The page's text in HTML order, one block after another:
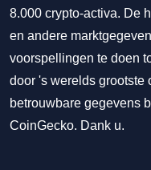
8.000 crypto-activa. De
en andere
voorspellingen te doen
door 's werelds grootste
betrouwbare gegevens
CoinGecko. Dank u.